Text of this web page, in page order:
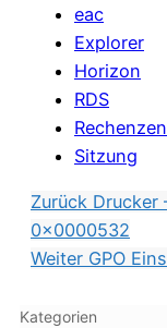
eac
Explorer
Horizon
RDS
Sitzung
Zurück Drucker
0x0000532
Weiter GPO
Kategorien